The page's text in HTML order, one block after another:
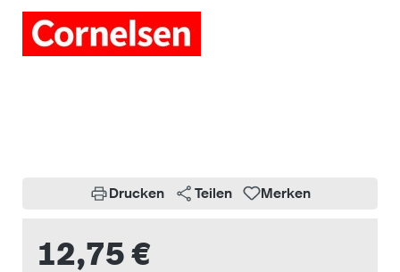
Drucken Teilen Merken
12,75 €